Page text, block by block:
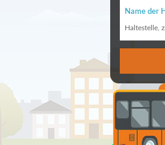
Name der
Haltestelle,